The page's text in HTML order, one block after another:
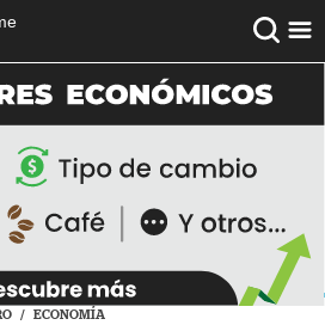
/ ECONOMÍA